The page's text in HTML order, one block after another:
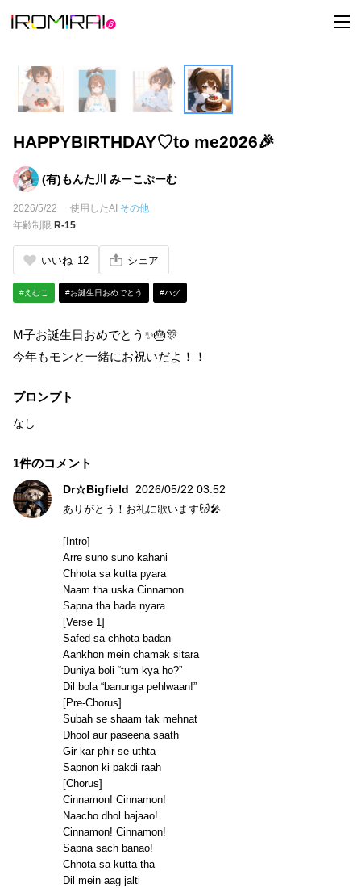
t
o
HAPPYBIRTHDAY♡to me2026🎉
(有)もんた川 みーこぷーむ
2026/5/22 使用したAI その他
年齢制限 R-15
いいね 12 シェア
#えむこ #お誕生日おめでとう #ハグ
M子お誕生日おめでとう✨🎂🎊
今年もモンと一緒にお祝いだよ！！
プロンプト
なし
1件のコメント
Dr☆Bigfield 2026/05/22 03:52
ありがとう！お礼に歌います😽🎤
[Intro]
Arre suno suno kahani
Chhota sa kutta pyara
Naam tha uska Cinnamon
Sapna tha bada nyara
[Verse 1]
Safed sa chhota badan
Aankhon mein chamak sitara
Duniya boli “tum kya ho?”
Dil bola “banunga pehlwaan!”
[Pre-Chorus]
Subah se shaam tak mehnat
Dhool aur paseena saath
Gir kar phir se uthta
Sapnon ki pakdi raah
[Chorus]
Cinnamon! Cinnamon!
Naacho dhol bajaao!
Cinnamon! Cinnamon!
Sapna sach banao!
Chhota sa kutta tha
Dil mein aag jalti